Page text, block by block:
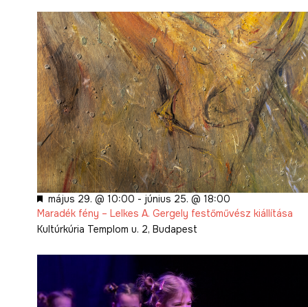
Kiemelt
május 29. @ 10:00 - június 25. @ 18:00
Maradék fény – Lelkes A. Gergely festőművész kiállítása
Kultúrkúria Templom u. 2, Budapest